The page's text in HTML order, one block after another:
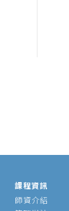
課程資訊
師資介紹